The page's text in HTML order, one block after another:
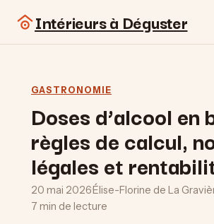
Intérieurs à Déguster
GASTRONOMIE
Doses d’alcool en
règles de calcul,
légales et
20 mai 2026·Élise-Florine de La
7 min de lecture